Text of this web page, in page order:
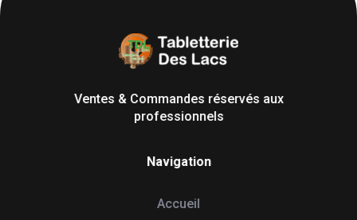
Ventes & Commandes réservés aux
professionnels
Navigation
Accueil